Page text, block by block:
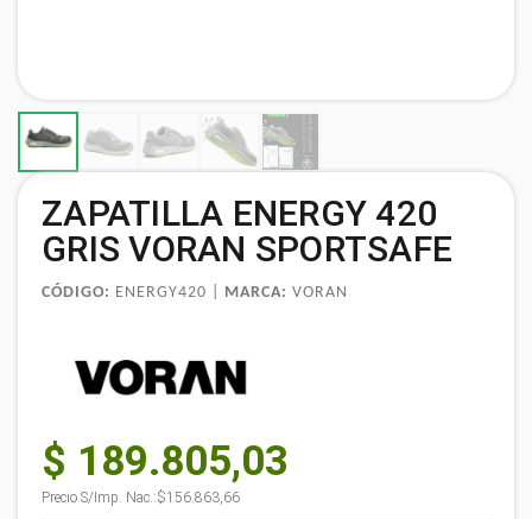
ZAPATILLA ENERGY 420
GRIS VORAN SPORTSAFE
CÓDIGO: ENERGY420 | MARCA: VORAN
$ 189.805,03
Precio S/Imp. Nac.:$156.863,66